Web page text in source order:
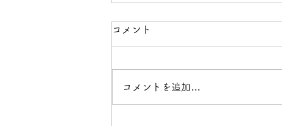
コメント
コメントを追加…